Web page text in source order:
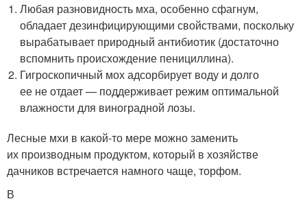
Любая разновидность мха, особенно сфагнум,
обладает дезинфицирующими свойствами, поскольку
вырабатывает природный антибиотик (достаточно
вспомнить происхождение пенициллина).
Гигроскопичный мох адсорбирует воду и долго
ее не отдает — поддерживает режим оптимальной
влажности для виноградной лозы.
Лесные мхи в какой-то мере можно заменить
их производным продуктом, который в хозяйстве
дачников встречается намного чаще, торфом.
В